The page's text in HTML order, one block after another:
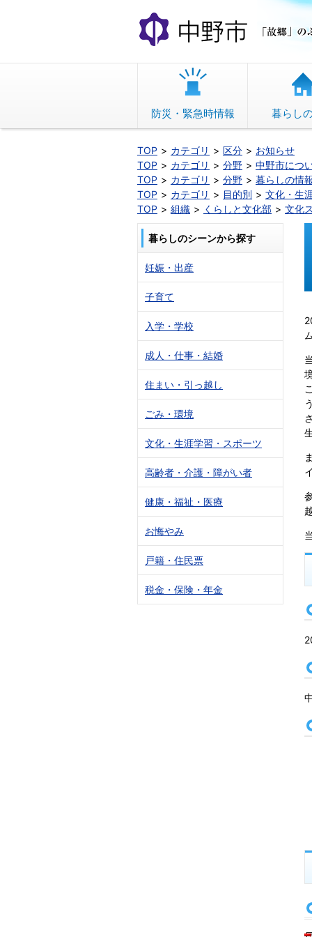
文
へ
動
防災・緊急時情報 暮らし
TOP カテゴリ 区分
お知らせ
TOP
カテゴリ 分野
中野市につ
TOP
カテゴリ 分野
暮らしの情
TOP
カテゴリ 目的別
文化・生
TOP
組織 くらしと文化部 文化
暮らしのシーンから探す
妊娠・出産
子育て
入学・学校
成人・仕事・結婚
住まい・引っ越し
ごみ・環境
文化・生涯学習・スポーツ
高齢者・介護・障がい者
健康・福祉・医療
お悔やみ
戸籍・住民票
税金・保険・年金